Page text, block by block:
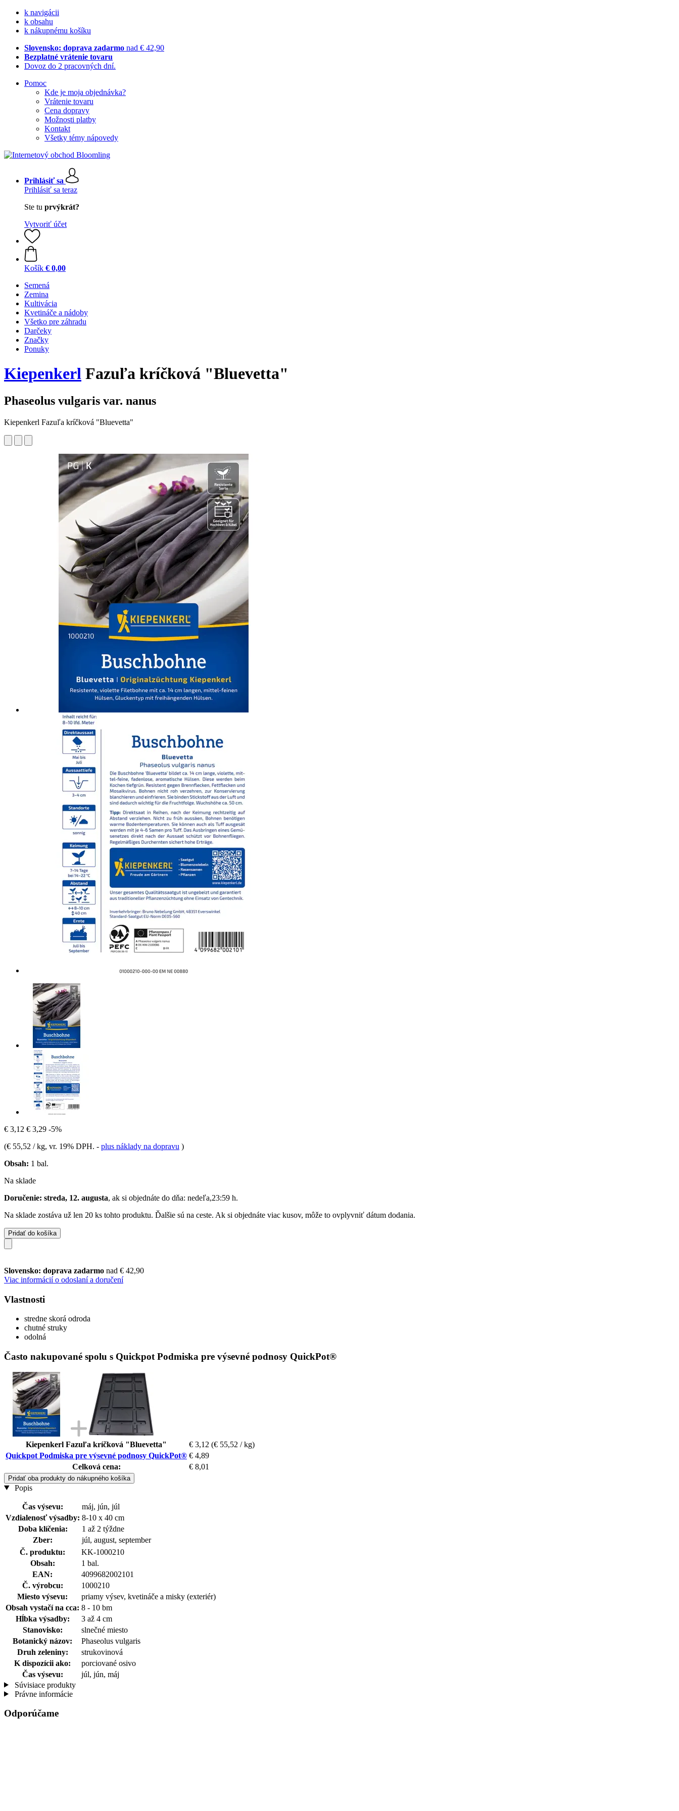
k navigácii
k obsahu
k nákupnému košíku
Slovensko: doprava zadarmo nad € 42,90
Bezplatné vrátenie tovaru
Dovoz do 2 pracovných dní.
Pomoc
Kde je moja objednávka?
Vrátenie tovaru
Cena dopravy
Možnosti platby
Kontakt
Všetky témy nápovedy
Prihlásiť sa
Prihlásiť sa teraz
Ste tu prvýkrát?
Vytvoriť účet
Košík € 0,00
Semená
Zemina
Kultivácia
Kvetináče a nádoby
Všetko pre záhradu
Darčeky
Značky
Ponuky
Kiepenkerl Fazuľa kríčková "Bluevetta"
Phaseolus vulgaris var. nanus
Kiepenkerl Fazuľa kríčková "Bluevetta"
€ 3,12 € 3,29 -5%
(€ 55,52 / kg, vr. 19% DPH. - plus náklady na dopravu )
Obsah: 1 bal.
Na sklade
Doručenie: streda, 12. augusta, ak si objednáte do dňa: nedeľa,23:59 h.
Na sklade zostáva už len 20 ks tohto produktu. Ďalšie sú na ceste. Ak si objednáte viac kusov, môže to ovplyvniť dátum dodania.
Pridať do košíka
Slovensko: doprava zadarmo nad € 42,90
Viac informácií o odoslaní a doručení
Vlastnosti
stredne skorá odroda
chutné struky
odolná
Často nakupované spolu s Quickpot Podmiska pre výsevné podnosy QuickPot®
Kiepenkerl Fazuľa kríčková "Bluevetta" € 3,12 (€ 55,52 / kg)
Quickpot Podmiska pre výsevné podnosy QuickPot® € 4,89
Celková cena:
€ 8,01
Pridať oba produkty do nákupného košíka
Popis
Čas výsevu:
máj, jún, júl
Vzdialenosť výsadby: 8-10 x 40 cm
Doba klíčenia:
1 až 2 týždne
Zber:
júl, august, september
Č. produktu:
KK-1000210
Obsah:
1 bal.
EAN:
4099682002101
Č. výrobcu:
1000210
Miesto výsevu:
priamy výsev, kvetináče a misky (exteriér)
Obsah vystačí na cca: 8 - 10 bm
Hĺbka výsadby:
3 až 4 cm
Stanovisko:
slnečné miesto
Botanický názov:
Phaseolus vulgaris
Druh zeleniny:
strukovinová
K dispozícii ako:
porciované osivo
Čas výsevu:
júl, jún, máj
Súvisiace produkty
Právne informácie
Odporúčame